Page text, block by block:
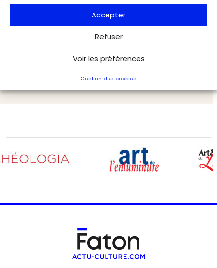
Accepter
Refuser
Voir les préférences
Gestion des cookies
de l’art pharaonique
Archéologia